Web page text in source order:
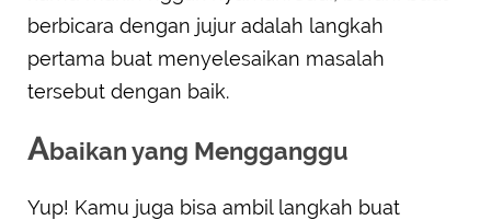
berbicara dengan jujur adalah langkah
pertama buat menyelesaikan masalah
tersebut dengan baik.
Abaikan yang Mengganggu
Yup! Kamu juga bisa ambil langkah buat